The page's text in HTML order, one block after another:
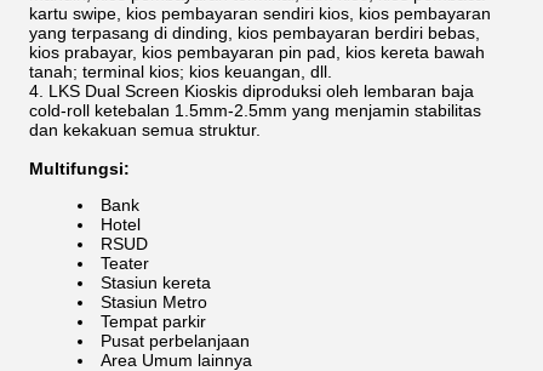
kartu swipe, kios pembayaran sendiri kios, kios pembayaran
yang terpasang di dinding, kios pembayaran berdiri bebas,
kios prabayar, kios pembayaran pin pad, kios kereta bawah
tanah; terminal kios; kios keuangan, dll.
LKS Dual Screen Kioskis diproduksi oleh lembaran baja
cold-roll ketebalan 1.5mm-2.5mm yang menjamin stabilitas
dan kekakuan semua struktur.
Multifungsi:
Bank
Hotel
RSUD
Teater
Stasiun kereta
Stasiun Metro
Tempat parkir
Pusat perbelanjaan
Area Umum lainnya